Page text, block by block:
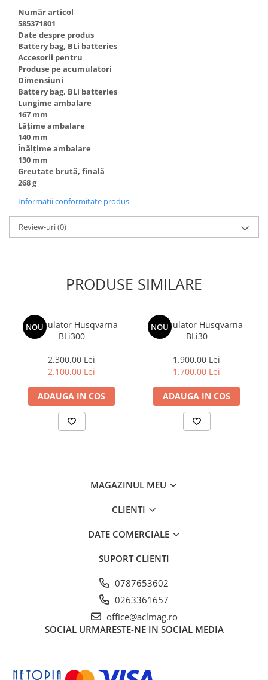
Accesorii Robot de tuns gazon
Aspiratoare
Echipamente Forestiere
Jucarii
Piese de schimb
Tambur Demaror
Aprindere Electronica
Ambielaje
Ambreiaje
Amortizoare
Arc acceleratie
Arc clichet
Arc demaror
Buson rezervor
Carcasa demaror
Filtru aer
Garnituri
Garnituri carburator
TOTAL
Număr articol
585371801
Date despre produs
Battery bag, BLi batteries
Accesorii pentru
Produse pe acumulatori
Dimensiuni
Battery bag, BLi batteries
Lungime ambalare
167 mm
Lățime ambalare
140 mm
Înălțime ambalare
130 mm
Greutate brută, finală
268 g
Informatii conformitate produs
Review-uri(0)
PRODUSE SIMILARE
NOU
Acumulator Husqvarna
BLi300
2.300,00 Lei
2.100,00 Lei
ADAUGA IN COS
NOU
Acumulator Husqvarna
BLi30
1.900,00 Lei
1.700,00 Lei
ADAUGA IN COS
MAGAZINUL MEU
CLIENTI
DATE COMERCIALE
SUPORT CLIENTI
0787653602
0263361657
office@aclmag.ro
SOCIAL URMARESTE-NE IN SOCIAL MEDIA